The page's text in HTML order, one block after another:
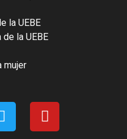
la UEBE
la UEBE
mujer